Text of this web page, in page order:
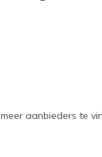
aanbieders te